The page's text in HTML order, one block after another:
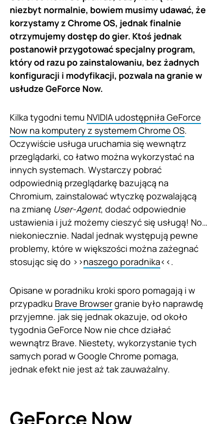
niezbyt normalnie, bowiem musimy udawać, że
korzystamy z Chrome OS, jednak finalnie
otrzymujemy dostęp do gier. Ktoś jednak
postanowił przygotować specjalny program,
który od razu po zainstalowaniu, bez żadnych
konfiguracji i modyfikacji, pozwala na granie w
usłudze GeForce Now.
Kilka tygodni temu NVIDIA udostępniła GeForce
Now na komputery z systemem Chrome OS.
Oczywiście usługa uruchamia się wewnątrz
przeglądarki, co łatwo można wykorzystać na
innych systemach. Wystarczy pobrać
odpowiednią przeglądarkę bazującą na
Chromium, zainstalować wtyczkę pozwalającą
na zmianę User-Agent, dodać odpowiednie
ustawienia i już możemy cieszyć się usługą! No…
niekoniecznie. Nadal jednak występują pewne
problemy, które w większości można zażegnać
stosując się do >>naszego poradnika<<.
Opisane w poradniku kroki sporo pomagają i w
przypadku Brave Browsergranie było naprawdę
przyjemne. jak się jednak okazuje, od około
tygodnia GeForce Now nie chce działać
wewnątrz Brave. Niestety, wykorzystanie tych
samych porad w Google Chrome pomaga,
jednak efekt nie jest aż tak zauważalny.
GeForce Now